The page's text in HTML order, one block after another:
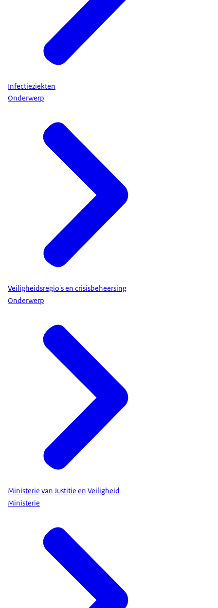
Infectieziekten
Onderwerp
Veiligheidsregio's en crisisbeheersing
Onderwerp
Ministerie van Justitie en Veiligheid
Ministerie